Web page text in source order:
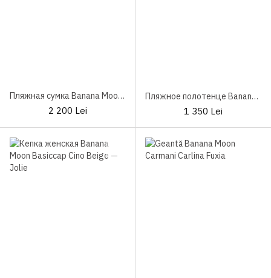
Пляжная сумка Banana Moon Carmani Carlina Bej
2 200 Lei
Пляжное полотенце Banana Moon Alissia Marbella Beige
1 350 Lei